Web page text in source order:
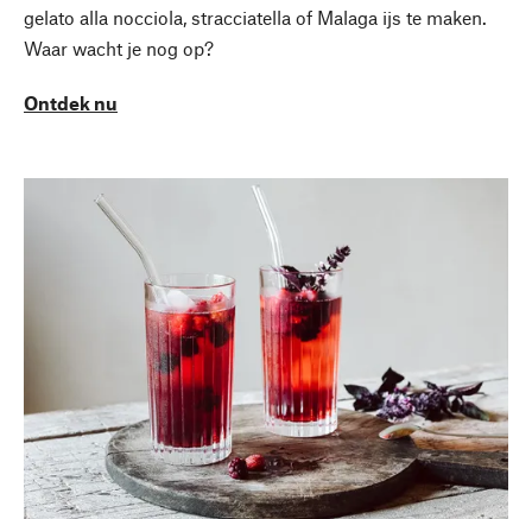
gelato alla nocciola, stracciatella of Malaga ijs te maken.
Waar wacht je nog op?
Ontdek nu